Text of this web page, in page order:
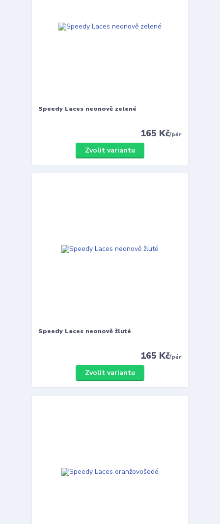
Speedy Laces neonově zelené
165 Kč/pár
Zvolit variantu
Speedy Laces neonově žluté
165 Kč/pár
Zvolit variantu